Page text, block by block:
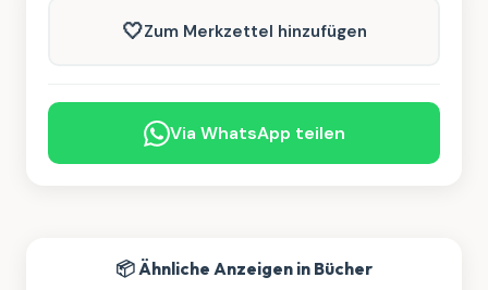
🤍Zum Merkzettel hinzufügen
Via WhatsApp teilen
📦 Ähnliche Anzeigen in Bücher